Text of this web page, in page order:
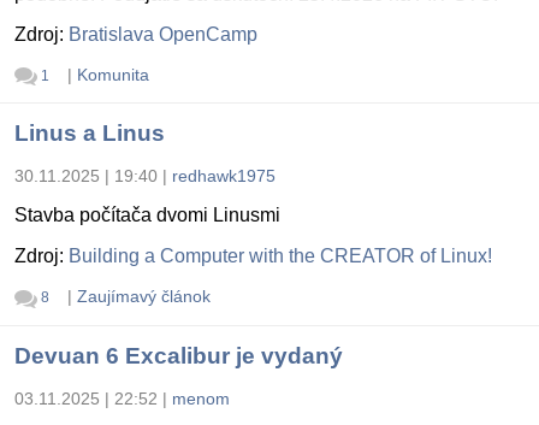
Zdroj: Bratislava OpenCamp
1 | Komunita
Linus a Linus
30.11.2025 | 19:40 | redhawk1975
Stavba počítača dvomi Linusmi
Zdroj: Building a Computer with the CREATOR of Linux!
8 | Zaujímavý článok
Devuan 6 Excalibur je vydaný
03.11.2025 | 22:52 | menom